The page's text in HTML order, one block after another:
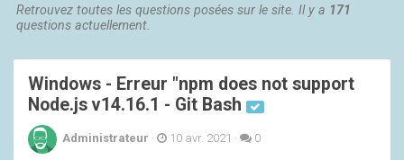
Retrouvez toutes les questions posées sur le site. Il y a 171
questions actuellement.
Windows - Erreur "npm does not support
Node.js v14.16.1 - Git Bash
Administrateur · 10 avr. 2021 · 0